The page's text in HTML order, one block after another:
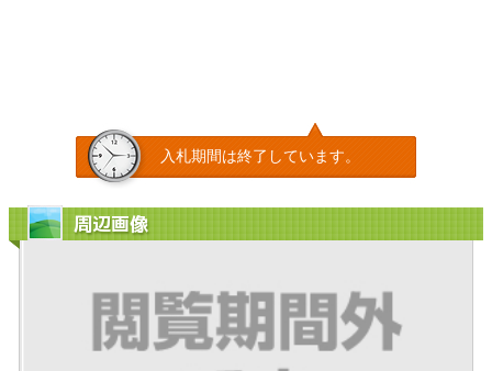
入札期間は終了しています。
周辺画像